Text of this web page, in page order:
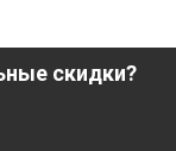
скидки?